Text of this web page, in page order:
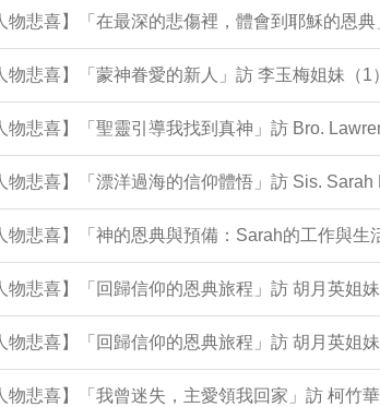
物悲喜】「在最深的悲傷裡，體會到耶穌的恩
物悲喜】「蒙神眷愛的新人」訪 李玉梅姐妹（1）
物悲喜】「聖靈引導我找到真神」訪 Bro.
物悲喜】「漂洋過海的信仰體悟」訪 Sis. Sarah
物悲喜】「神的恩典與預備：Sarah的工作與生
物悲喜】「回歸信仰的恩典旅程」訪 胡月英姐妹
物悲喜】「回歸信仰的恩典旅程」訪 胡月英姐妹
物悲喜】「我曾迷失，主愛領我回家」訪 柯竹